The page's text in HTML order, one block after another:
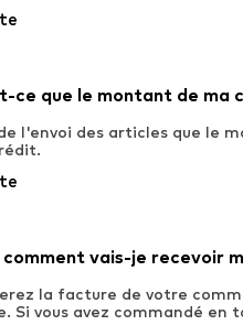
ce que le montant de ma
l'envoi des articles que le
vais-je recevoir
la facture de votre
Si vous avez commandé